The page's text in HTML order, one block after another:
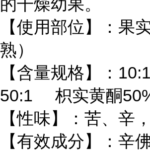
的干燥幼果。
【使用部位】：果
熟）
【含量规格】：
50:1 枳实黄酮
【性味】：苦、辛
【有效成分】：辛